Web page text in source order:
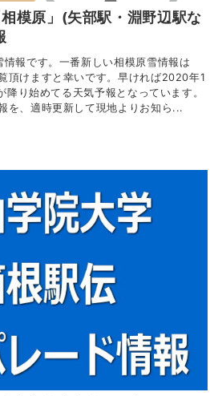
模原」(矢部駅・淵野辺駅な
報です。一番新しい相模原雪情報は
頂けますと幸いです。早ければ2020年1
降り始めてる天気予報となっています。
を、適時更新して現地よりお知ら...